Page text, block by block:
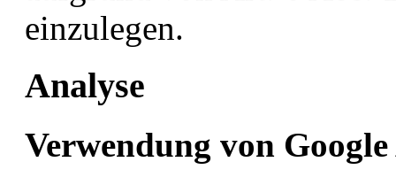
einzulegen.
Analyse
Verwendung von